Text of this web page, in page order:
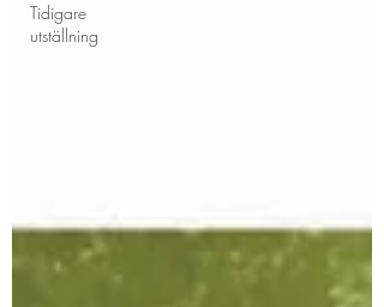
Tidigare
utställning